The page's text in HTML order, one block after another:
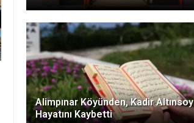
Alimpınar Köyünden, Kadir Altınsoy
Hayatını Kaybetti